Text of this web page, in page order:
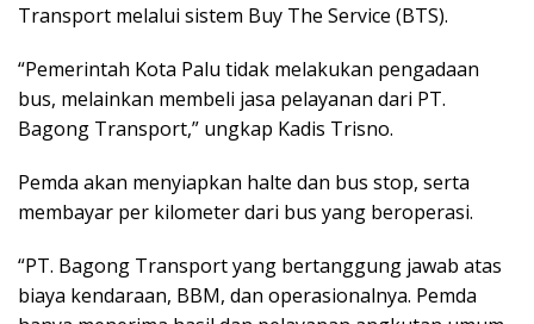
Transport melalui sistem Buy The Service (BTS).
“Pemerintah Kota Palu tidak melakukan pengadaan
bus, melainkan membeli jasa pelayanan dari PT.
Bagong Transport,” ungkap Kadis Trisno.
Pemda akan menyiapkan halte dan bus stop, serta
membayar per kilometer dari bus yang beroperasi.
“PT. Bagong Transport yang bertanggung jawab atas
biaya kendaraan, BBM, dan operasionalnya. Pemda